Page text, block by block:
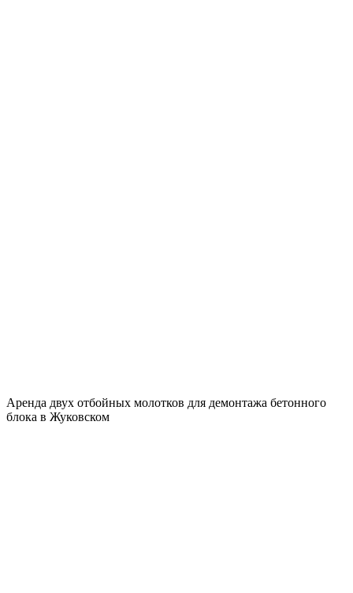
Аренда двух отбойных молотков для демонтажа бетонного
блока в Жуковском